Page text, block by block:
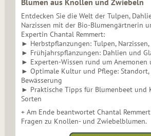
Blumen aus Knollen und Zwiebeln
Entdecken Sie die Welt der Tulpen,
Narzissen mit der Bio-Blumengärtnerin
Expertin Chantal Remmert:
► Herbstpflanzungen: Tulpen,
► Frühjahrspflanzungen: Dahlien und
► Experten-Wissen rund um Anemonen
► Optimale Kultur und Pflege: Standort,
Bewässerung
► Praktische Tipps für Blumenbeet und
Sorten
+ Am Ende beantwortet Chantal
Fragen zu Knollen- und Zwiebelblumen.